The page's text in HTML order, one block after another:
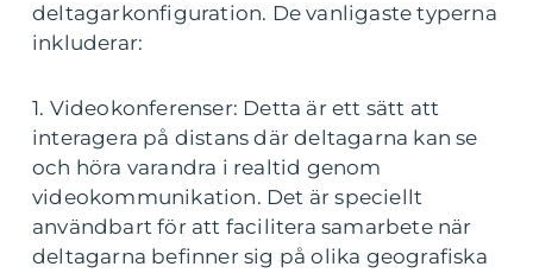
deltagarkonfiguration. De vanligaste typerna
inkluderar:
1. Videokonferenser: Detta är ett sätt att
interagera på distans där deltagarna kan se
och höra varandra i realtid genom
videokommunikation. Det är speciellt
användbart för att facilitera samarbete när
deltagarna befinner sig på olika geografiska